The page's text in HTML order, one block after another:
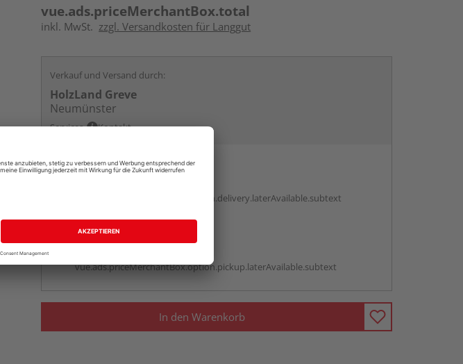
vue.ads.priceMerchantBox.total
inkl. MwSt. zzgl. Versandkosten für Langgut
Verkauf und Versand durch:
HolzLand Greve
Neumünster
Services Kontakt
Online bestellen
vue.ads.priceMerchantBox.option.delivery.laterAvailable.subtext
Beim Händler abholen
vue.ads.priceMerchantBox.option.pickup.laterAvailable.subtext
In den Warenkorb